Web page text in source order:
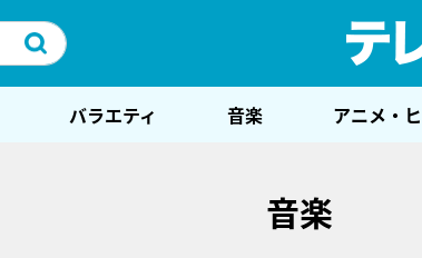
バラエティ 音楽 アニメ・
音楽